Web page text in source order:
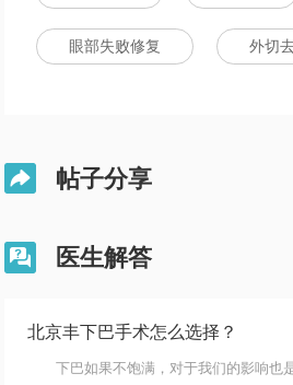
眼部失败修复 外切
 帖子分享
 医生解答
北京丰下巴手术怎么选择？
下巴如果不饱满，对于我们的影响也